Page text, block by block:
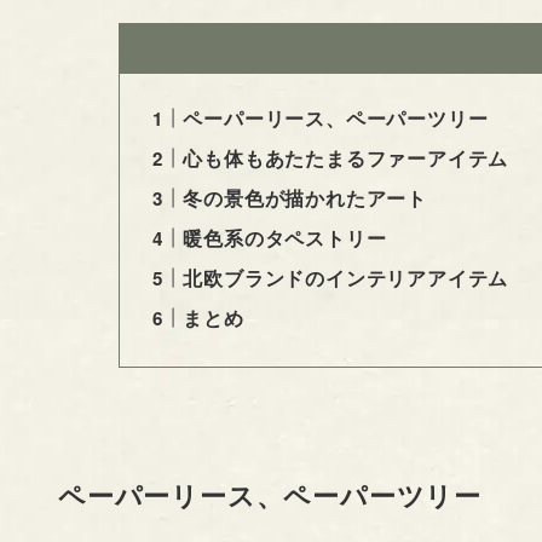
ペーパーリース、ペーパーツリー
心も体もあたたまるファーアイテム
冬の景色が描かれたアート
暖色系のタペストリー
北欧ブランドのインテリアアイテム
まとめ
ペーパーリース、ペーパーツリー